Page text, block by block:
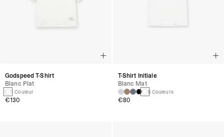
Godspeed T-Shirt
Blanc Plat
1 Couleur
€130
T-Shirt Initiale
Blanc Mat
5 Couleurs
€80